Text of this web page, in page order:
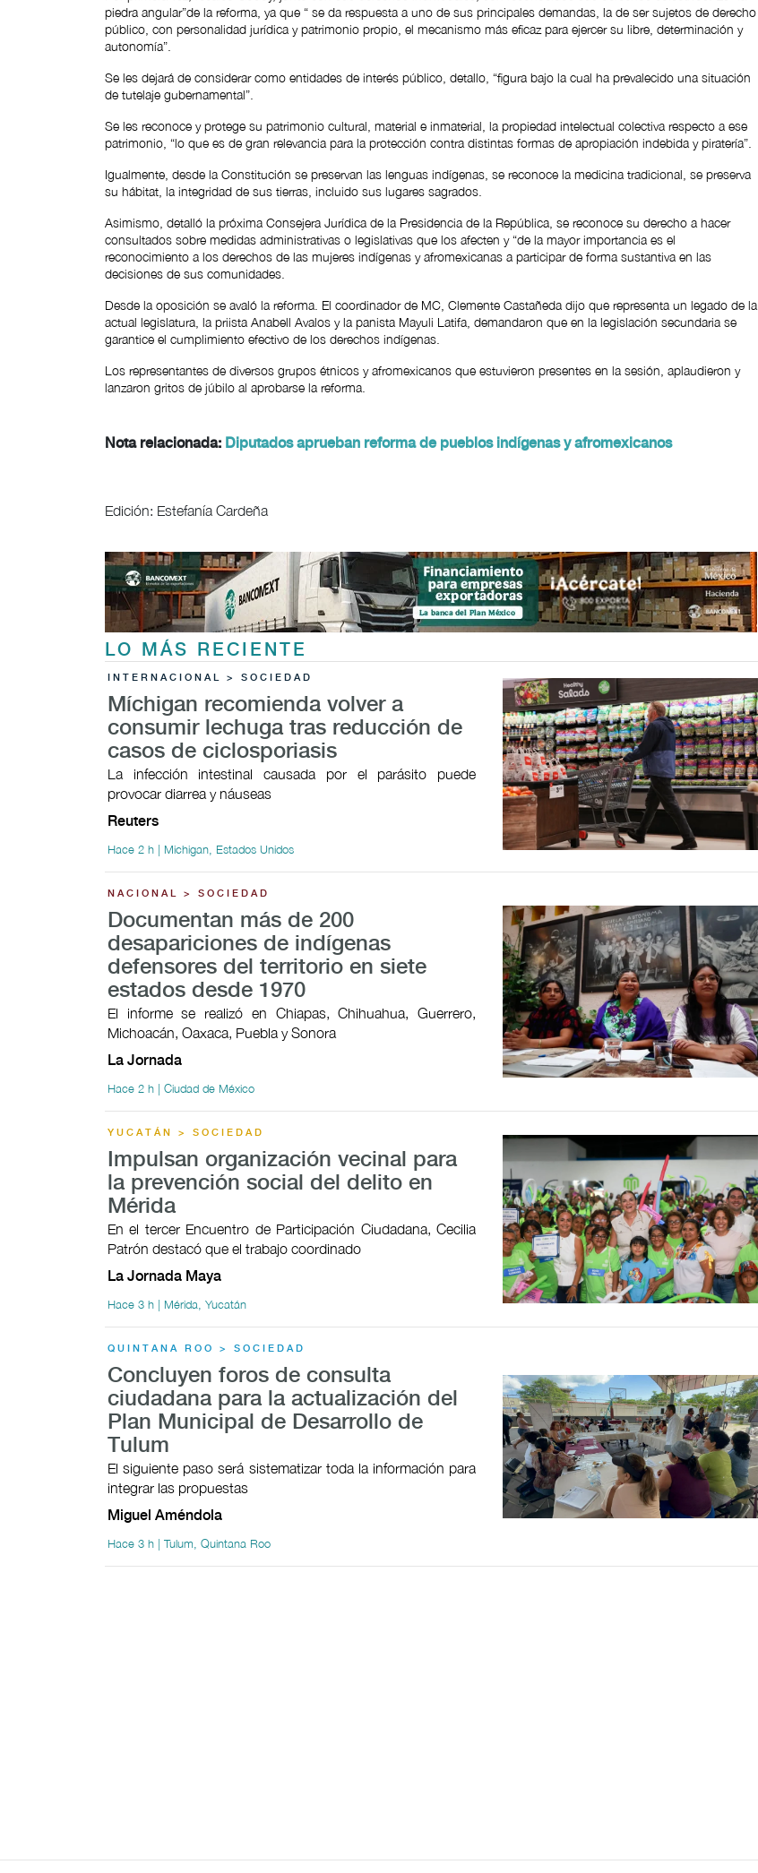
piedra angular”de la reforma, ya que “ se da respuesta a uno de sus principales demandas, la de ser sujetos de derecho
público, con personalidad jurídica y patrimonio propio, el mecanismo más eficaz para ejercer su libre, determinación y
autonomía”.
Se les dejará de considerar como entidades de interés público, detallo, “figura bajo la cual ha prevalecido una situación
de tutelaje gubernamental”.
Se les reconoce y protege su patrimonio cultural, material e inmaterial, la propiedad intelectual colectiva respecto a ese
patrimonio, “lo que es de gran relevancia para la protección contra distintas formas de apropiación indebida y piratería”.
Igualmente, desde la Constitución se preservan las lenguas indígenas, se reconoce la medicina tradicional, se preserva
su hábitat, la integridad de sus tierras, incluido sus lugares sagrados.
Asimismo, detalló la próxima Consejera Jurídica de la Presidencia de la República, se reconoce su derecho a hacer
consultados sobre medidas administrativas o legislativas que los afecten y “de la mayor importancia es el
reconocimiento a los derechos de las mujeres indígenas y afromexicanas a participar de forma sustantiva en las
decisiones de sus comunidades.
Desde la oposición se avaló la reforma. El coordinador de MC, Clemente Castañeda dijo que representa un legado de la
actual legislatura, la priista Anabell Avalos y la panista Mayuli Latifa, demandaron que en la legislación secundaria se
garantice el cumplimiento efectivo de los derechos indígenas.
Los representantes de diversos grupos étnicos y afromexicanos que estuvieron presentes en la sesión, aplaudieron y
lanzaron gritos de júbilo al aprobarse la reforma.
Nota relacionada: Diputados aprueban reforma de pueblos indígenas y afromexicanos
Edición: Estefanía Cardeña
LO MÁS RECIENTE
INTERNACIONAL > SOCIEDAD
Míchigan recomienda volver a
consumir lechuga tras reducción de
casos de ciclosporiasis
La infección intestinal causada por el parásito puede
provocar ​diarrea y náuseas
Reuters
Hace 2 h | Michigan, Estados Unidos
NACIONAL > SOCIEDAD
Documentan más de 200
desapariciones de indígenas
defensores del territorio en siete
estados desde 1970
El informe se realizó en Chiapas, Chihuahua, Guerrero,
Michoacán, Oaxaca, Puebla y Sonora
La Jornada
Hace 2 h | Ciudad de México
YUCATÁN > SOCIEDAD
Impulsan organización vecinal para
la prevención social del delito en
Mérida
En el tercer Encuentro de Participación Ciudadana, Cecilia
Patrón destacó que el trabajo coordinado
La Jornada Maya
Hace 3 h | Mérida, Yucatán
QUINTANA ROO > SOCIEDAD
Concluyen foros de consulta
ciudadana para la actualización del
Plan Municipal de Desarrollo de
Tulum
El siguiente paso será sistematizar toda la información para
integrar las propuestas
Miguel Améndola
Hace 3 h | Tulum, Quintana Roo